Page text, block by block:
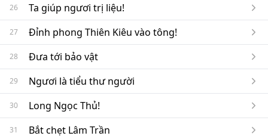
26 Ta giúp ngươi trị liệu!
27 Đỉnh phong Thiên Kiêu vào tông!
28 Đưa tới bảo vật
29 Ngươi là tiểu thư người
30 Long Ngọc Thủ!
31 Bắt chẹt Lâm Trần